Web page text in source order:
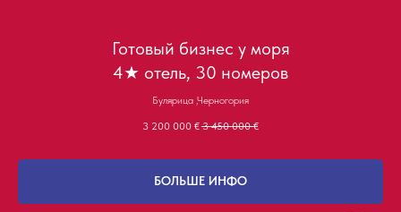
Готовый бизнес у моря
4★ отель, 30 номеров
Булярица ,Черногория
3 200 000 € 3 450 000 €
БОЛЬШЕ ИНФО